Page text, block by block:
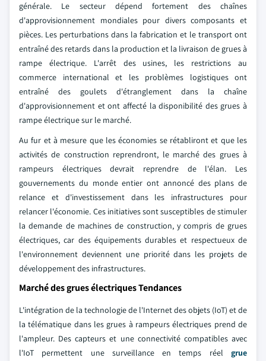
générale. Le secteur dépend fortement des chaînes
d'approvisionnement mondiales pour divers composants et
pièces. Les perturbations dans la fabrication et le transport ont
entraîné des retards dans la production et la livraison de grues à
rampe électrique. L'arrêt des usines, les restrictions au
commerce international et les problèmes logistiques ont
entraîné des goulets d'étranglement dans la chaîne
d'approvisionnement et ont affecté la disponibilité des grues à
rampe électrique sur le marché.
Au fur et à mesure que les économies se rétabliront et que les
activités de construction reprendront, le marché des grues à
rampeurs électriques devrait reprendre de l'élan. Les
gouvernements du monde entier ont annoncé des plans de
relance et d'investissement dans les infrastructures pour
relancer l'économie. Ces initiatives sont susceptibles de stimuler
la demande de machines de construction, y compris de grues
électriques, car des équipements durables et respectueux de
l'environnement deviennent une priorité dans les projets de
développement des infrastructures.
Marché des grues électriques Tendances
L'intégration de la technologie de l'Internet des objets (IoT) et de
la télématique dans les grues à rampeurs électriques prend de
l'ampleur. Des capteurs et une connectivité compatibles avec
l'IoT permettent une surveillance en temps réel grue